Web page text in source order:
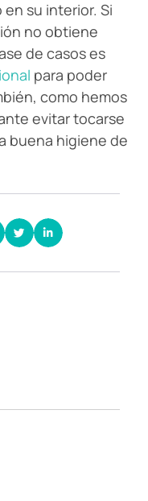
su interior. Si
no obtiene
de casos es
para poder
como hemos
evitar tocarse
buena higiene de